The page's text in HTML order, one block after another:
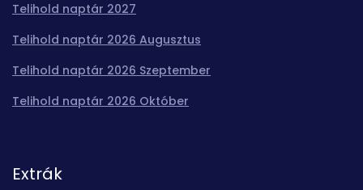
Telihold naptár 2027
Telihold naptár 2026 Augusztus
Telihold naptár 2026 Szeptember
Telihold naptár 2026 Október
Extrák